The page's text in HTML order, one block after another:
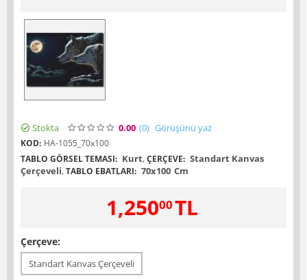
Stokta 0.00 (0) Görüşünü yaz
KOD: HA-1055_70x100
TABLO GÖRSEL TEMASI: Kurt,ÇERÇEVE: Standart Kanvas
Çerçeveli,TABLO EBATLARI: 70x100 Cm
1,25000TL
Çerçeve:
Standart Kanvas Çerçeveli